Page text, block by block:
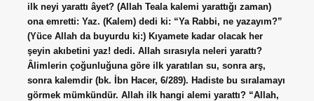
ilk neyi yarattı âyet? (Allah Teala kalemi yarattığı zaman)
ona emretti: Yaz. (Kalem) dedi ki: “Ya Rabbi, ne yazayım?”
(Yüce Allah da buyurdu ki:) Kıyamete kadar olacak her
şeyin akıbetini yaz! dedi. Allah sırasıyla neleri yarattı?
Âlimlerin çoğunluğuna göre ilk yaratılan su, sonra arş,
sonra kalemdir (bk. İbn Hacer, 6/289). Hadiste bu sıralamayı
görmek mümkündür. Allah ilk hangi alemi yarattı? “Allah,